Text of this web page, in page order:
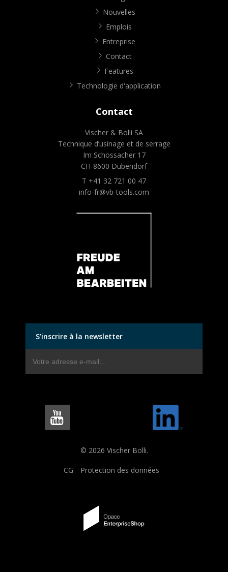
Nouvelles
Emplois
Entreprise
Contact
Features
Technologie d'application
Contact
Vischer & Bolli SA
Technique d’usinage et de serrage
Im Schossacher 17
CH-8600 Dübendorf
T +41 32 721 00 47
info-fr@vb-tools.com
S’inscrire à la newsletter
© 2026 Vischer Bolli.
CG Protection des données